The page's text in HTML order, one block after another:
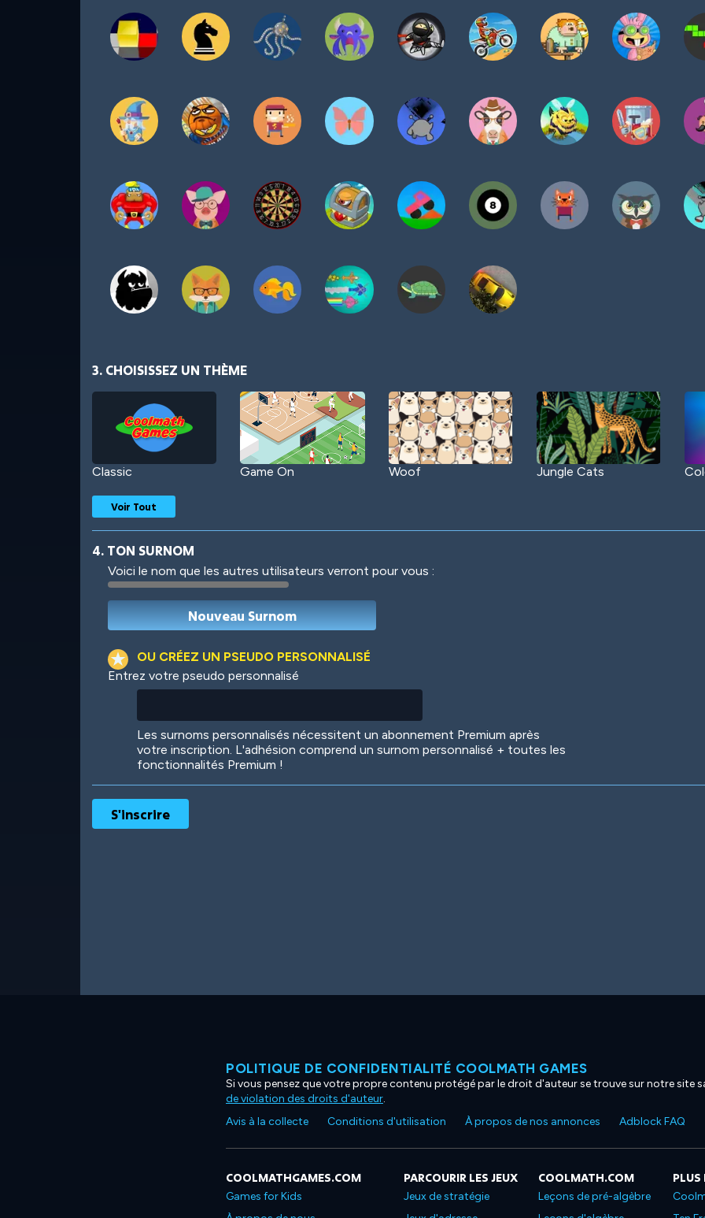
3. CHOISISSEZ UN THÈME
Classic Game On Woof Jungle Cats
Robotic International
Ooh! Aah!
Voir Tout
4. TON SURNOM
Voici le nom que les autres utilisateurs verront pour vous :
OU CRÉEZ UN PSEUDO PERSONNALISÉ
Entrez votre pseudo personnalisé
Les surnoms personnalisés nécessitent un abonnement Premium après
votre inscription. L'adhésion comprend un surnom personnalisé + toutes les
fonctionnalités Premium !
POLITIQUE DE CONFIDENTIALITÉ COOLMATH GAMES
Si vous pensez que votre propre contenu protégé par le droit d'auteur se trouve sur notre site
de violation des droits d'auteur.
Avis à la collecte
Conditions d'utilisation À propos de nos annonces Adblock FAQ
COOLMATHGAMES.COM
Games for Kids
PARCOURIR LES JEUX
Jeux de stratégie
COOLMATH.COM
Leçons de pré-algèbre
PLUS